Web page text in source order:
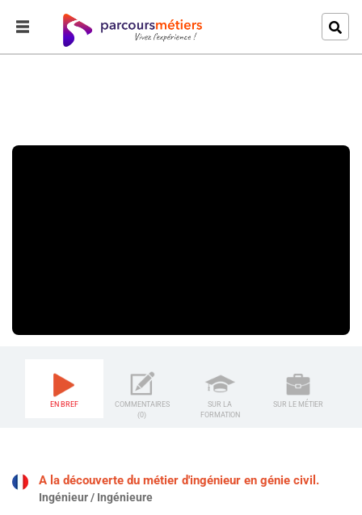
EN BREF
COMMENTAIRES
(0)
SUR LA
FORMATION
SUR LE MÉTIER
A la découverte du métier d'ingénieur en génie civil.
Ingénieur / Ingénieure